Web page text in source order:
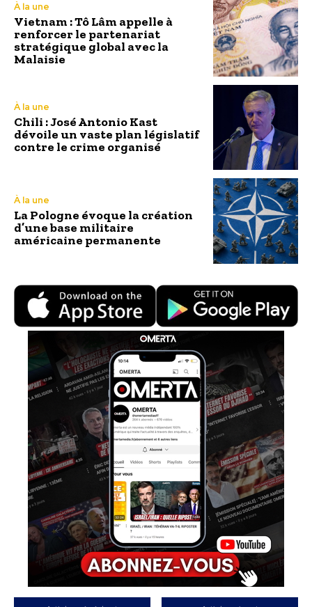
À la une
Vietnam : Tô Lâm appelle à
renforcer le partenariat
stratégique global avec la
Malaisie
À la une
Chili : José Antonio Kast
dévoile un vaste plan législatif
contre le crime organisé
À la une
La Pologne évoque la création
d’une base militaire
américaine permanente